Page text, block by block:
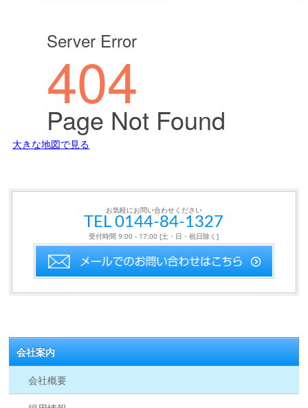
大きな地図で見る
お気軽にお問い合わせください
TEL 0144-84-1327
受付時間 9:00 - 17:00 [土・日・祝日除く]
会社案内
会社概要